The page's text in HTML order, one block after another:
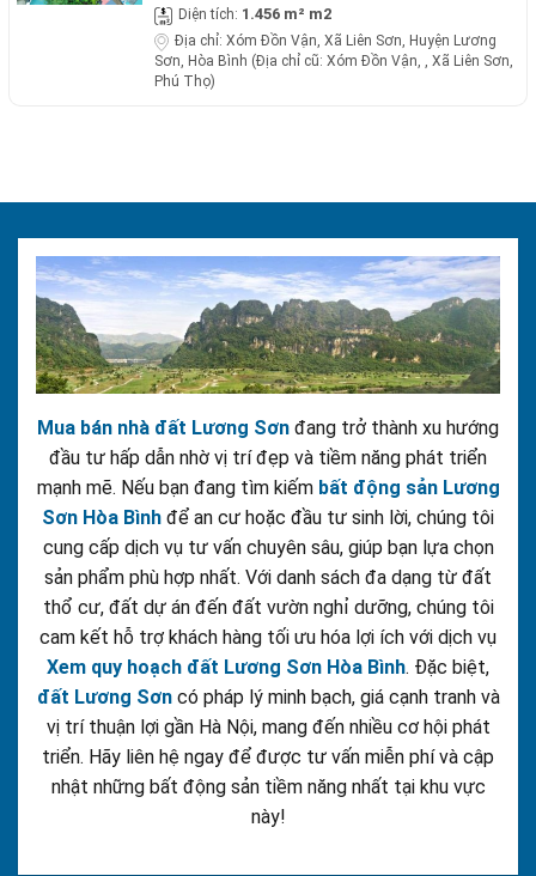
Diện tích: 1.456 m² m2
Địa chỉ: Xóm Đồn Vận, Xã Liên Sơn, Huyện Lương
Sơn, Hòa Bình (Địa chỉ cũ: Xóm Đồn Vận, , Xã Liên Sơn,
Phú Thọ)
Mua bán nhà đất Lương Sơn đang trở thành xu hướng
đầu tư hấp dẫn nhờ vị trí đẹp và tiềm năng phát triển
mạnh mẽ. Nếu bạn đang tìm kiếm bất động sản Lương
Sơn Hòa Bình để an cư hoặc đầu tư sinh lời, chúng tôi
cung cấp dịch vụ tư vấn chuyên sâu, giúp bạn lựa chọn
sản phẩm phù hợp nhất. Với danh sách đa dạng từ đất
thổ cư, đất dự án đến đất vườn nghỉ dưỡng, chúng tôi
cam kết hỗ trợ khách hàng tối ưu hóa lợi ích với dịch vụ
Xem quy hoạch đất Lương Sơn Hòa Bình. Đặc biệt,
đất Lương Sơncó pháp lý minh bạch, giá cạnh tranh và
vị trí thuận lợi gần Hà Nội, mang đến nhiều cơ hội phát
triển. Hãy liên hệ ngay để được tư vấn miễn phí và cập
nhật những bất động sản tiềm năng nhất tại khu vực
này!